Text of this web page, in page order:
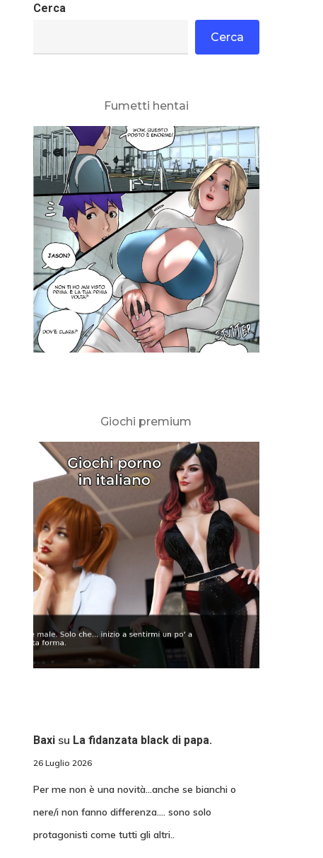
Cerca
Cerca
Fumetti hentai
Giochi premium
Baxisu La fidanzata black di papa.
26 Luglio 2026
Per me non è una novità...anche se bianchi o
nere/i non fanno differenza.... sono solo
protagonisti come tutti gli altri..